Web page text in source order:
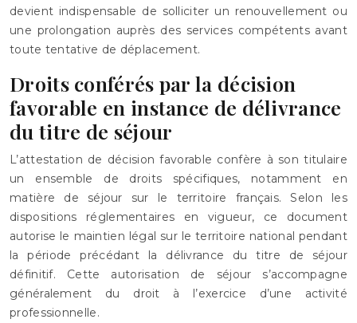
devient indispensable de solliciter un renouvellement ou
une prolongation auprès des services compétents avant
toute tentative de déplacement.
Droits conférés par la décision
favorable en instance de délivrance
du titre de séjour
L’attestation de décision favorable confère à son titulaire
un ensemble de droits spécifiques, notamment en
matière de séjour sur le territoire français. Selon les
dispositions réglementaires en vigueur, ce document
autorise le maintien légal sur le territoire national pendant
la période précédant la délivrance du titre de séjour
définitif. Cette autorisation de séjour s’accompagne
généralement du droit à l’exercice d’une activité
professionnelle.